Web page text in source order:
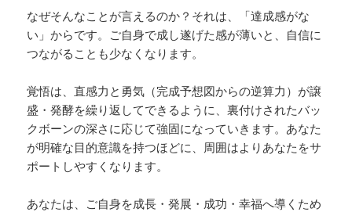
なぜそんなことが言えるのか？それは、「達成感がな
い」からです。ご自身で成し遂げた感が薄いと、自信に
つながることも少なくなります。
覚悟は、直感力と勇気（完成予想図からの逆算力）が譲
盛・発酵を繰り返してできるように、裏付けされたバッ
クボーンの深さに応じて強固になっていきます。あなた
が明確な目的意識を持つほどに、周囲はよりあなたをサ
ポートしやすくなります。
あなたは、ご自身を成長・発展・成功・幸福へ導くため